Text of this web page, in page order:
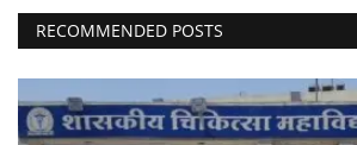
RECOMMENDED POSTS